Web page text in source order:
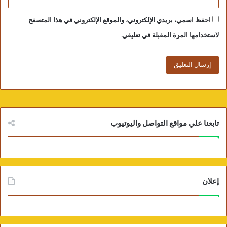
إليها بعد سنوات من مغادرتها إلى المدينة يجرف
أمواجا سلبية من القلق تختزنه الذكريات القاتمة
فالأحداث مترسبة هناك في عناصره المادية
والروحية.. القرية رمز التوتر والوجع والتجارب
“لم أتمن أن أعود لأعيش لحظاته” ص39
هذه القرية تصفها بالبائسة وهو بؤس مادي
هي مصدر الكوابيس فهي تحمل روحا مدنسة..
المنزل القديم يذكرها بالمعاملة القاسية: ضرب
احفظ اسمي، بريدي الإلكتروني، والموقع الإلكتروني في هذا المتصفح
لاستخدامها المرة المقبلة في تعليقي.
تابعنا علي مواقع التواصل واليوتيوب
إعلان